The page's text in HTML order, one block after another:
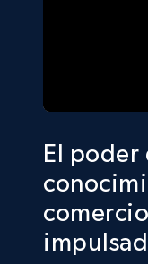
El poder